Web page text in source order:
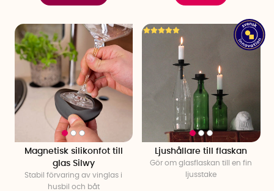
Magnetisk silikonfot till
glas Silwy
Stabil förvaring av vinglas i
husbil och båt
Ljushållare till flaskan
Gör om glasflaskan till en fin
ljusstake